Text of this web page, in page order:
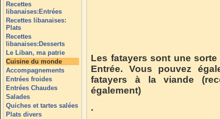
Recettes
libanaises:Entrées
Recettes libanaises:
Plats
Recettes
libanaises:Desserts
Le Liban, ma patrie
Cuisine du monde
Accompagnements
Entrées froides
Entrées Chaudes
Salades
Quiches et tartes salées
Plats divers
Les fatayers sont une
Entrée. Vous pouvez
fatayers à la viande
également)
.